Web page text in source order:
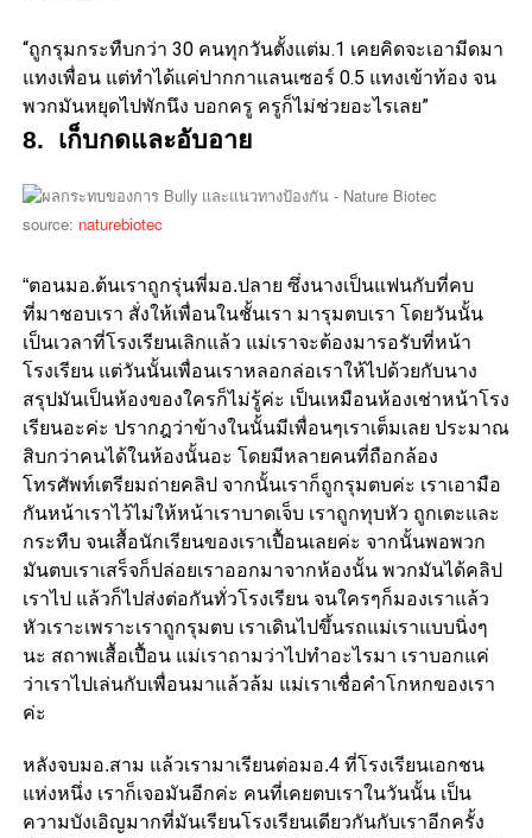
“ถูกรุมกระทืบกว่า 30 คนทุกวันตั้งแต่ม.1 เคยคิดจะเอามีดมา
แทงเพื่อน แต่ทำได้แค่ปากกาแลนเซอร์ 0.5 แทงเข้าท้อง จน
พวกมันหยุดไปพักนึง บอกครู ครูก็ไม่ช่วยอะไรเลย”
8. เก็บกดและอับอาย
source: naturebiotec
“ตอนมอ.ต้นเราถูกรุ่นพี่มอ.ปลาย ซึ่งนางเป็นแฟนกับที่คบ
ที่มาชอบเรา สั่งให้เพื่อนในชั้นเรา มารุมตบเรา โดยวันนั้น
เป็นเวลาที่โรงเรียนเลิกแล้ว แม่เราจะต้องมารอรับที่หน้า
โรงเรียน แต่วันนั้นเพื่อนเราหลอกล่อเราให้ไปด้วยกับนาง
สรุปมันเป็นห้องของใครก็ไม่รู้ค่ะ เป็นเหมือนห้องเช่าหน้าโรง
เรียนอะค่ะ ปรากฎว่าข้างในนั้นมีเพื่อนๆเราเต็มเลย ประมาณ
สิบกว่าคนได้ในห้องนั้นอะ โดยมีหลายคนที่ถือกล้อง
โทรศัพท์เตรียมถ่ายคลิป จากนั้นเราก็ถูกรุมตบค่ะ เราเอามือ
กันหน้าเราไว้ไม่ให้หน้าเราบาดเจ็บ เราถูกทุบหัว ถูกเตะและ
กระทืบ จนเสื้อนักเรียนของเราเปื้อนเลยค่ะ จากนั้นพอพวก
มันตบเราเสร็จก็ปล่อยเราออกมาจากห้องนั้น พวกมันได้คลิป
เราไป แล้วก็ไปส่งต่อกันทั่วโรงเรียน จนใครๆก็มองเราแล้ว
หัวเราะเพราะเราถูกรุมตบ เราเดินไปขึ้นรถแม่เราแบบนิ่งๆ
นะ สถาพเสื้อเปื้อน แม่เราถามว่าไปทำอะไรมา เราบอกแค่
ว่าเราไปเล่นกับเพื่อนมาแล้วล้ม แม่เราเชื่อคำโกหกของเรา
ค่ะ
หลังจบมอ.สาม แล้วเรามาเรียนต่อมอ.4 ที่โรงเรียนเอกชน
แห่งหนึ่ง เราก็เจอมันอีกค่ะ คนที่เคยตบเราในวันนั้น เป็น
ความบังเอิญมากที่มันเรียนโรงเรียนเดียวกันกับเราอีกครั้ง